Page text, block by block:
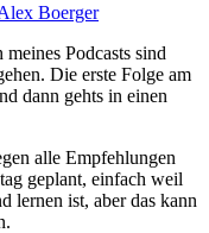
Boerger
Podcasts sind
Die erste Folge am
dann gehts in einen
alle Empfehlungen
geplant, einfach weil
lernen ist, aber das kann